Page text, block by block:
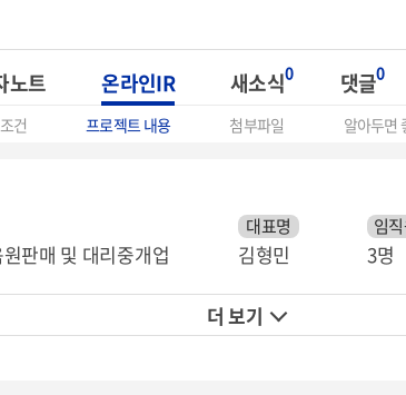
노트 온라인IR 새소식0 댓글0
건 프로젝트 내용 첨부파일 알아두면
판매 및 대리중개업
대표명
김형민
임
3명
더 보기